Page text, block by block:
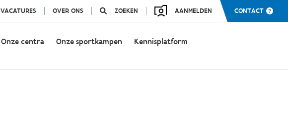
VACATURES OVER ONS ZOEKEN AANMELDEN CONTACT
Onze centra Onze sportkampen Kennisplatform